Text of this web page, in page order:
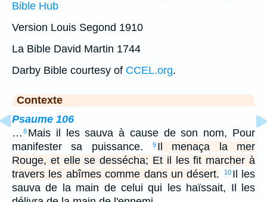
Bible Hub
Version Louis Segond 1910
La Bible David Martin 1744
Darby Bible courtesy of CCEL.org.
Contexte
Psaume 106
… 8 Mais il les sauva à cause de son nom, Pour
manifester sa puissance.
9 Il menaça la mer
Rouge, et elle se dessécha; Et il les fit marcher à
travers les abîmes comme dans un désert.
10 Il les
sauva de la main de celui qui les haïssait, Il les